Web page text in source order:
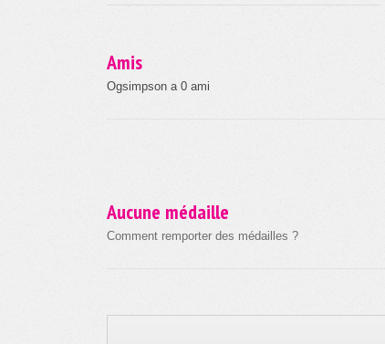
Amis
Ogsimpson a 0 ami
Aucune médaille
Comment remporter des médailles ?